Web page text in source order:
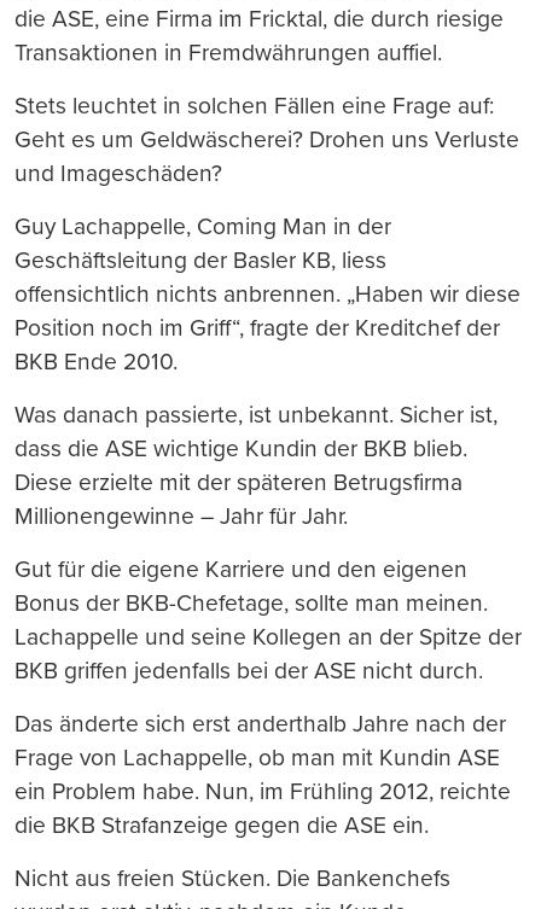
die ASE, eine Firma im Fricktal, die durch riesige
Transaktionen in Fremdwährungen auffiel.
Stets leuchtet in solchen Fällen eine Frage auf:
Geht es um Geldwäscherei? Drohen uns Verluste
und Imageschäden?
Guy Lachappelle, Coming Man in der
Geschäftsleitung der Basler KB, liess
offensichtlich nichts anbrennen. „Haben wir diese
Position noch im Griff“, fragte der Kreditchef der
BKB Ende 2010.
Was danach passierte, ist unbekannt. Sicher ist,
dass die ASE wichtige Kundin der BKB blieb.
Diese erzielte mit der späteren Betrugsfirma
Millionengewinne – Jahr für Jahr.
Gut für die eigene Karriere und den eigenen
Bonus der BKB-Chefetage, sollte man meinen.
Lachappelle und seine Kollegen an der Spitze der
BKB griffen jedenfalls bei der ASE nicht durch.
Das änderte sich erst anderthalb Jahre nach der
Frage von Lachappelle, ob man mit Kundin ASE
ein Problem habe. Nun, im Frühling 2012, reichte
die BKB Strafanzeige gegen die ASE ein.
Nicht aus freien Stücken. Die Bankenchefs